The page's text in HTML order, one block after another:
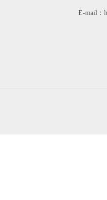
E-mail：